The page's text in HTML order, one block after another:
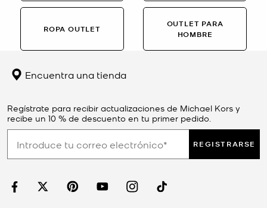
ROPA OUTLET
OUTLET PARA
HOMBRE
Encuentra una tienda
Regístrate para recibir actualizaciones de Michael Kors y
recibe un 10 % de descuento en tu primer pedido.
REGISTRARSE